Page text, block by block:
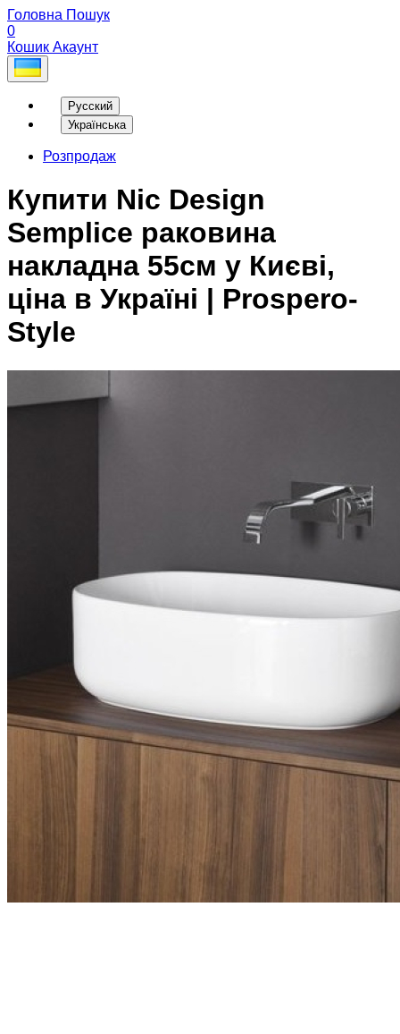
Головна Пошук
0
Кошик Акаунт
Русский
Українська
Розпродаж
Купити Nic Design
Semplice раковина
накладна 55см у Києві,
ціна в Україні | Prospero-
Style